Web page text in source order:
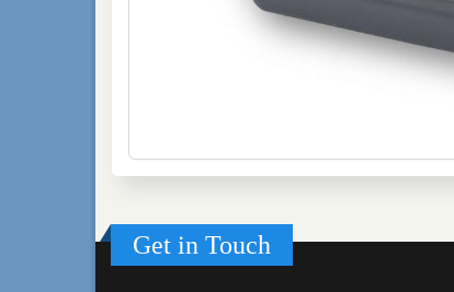
Get in Touch